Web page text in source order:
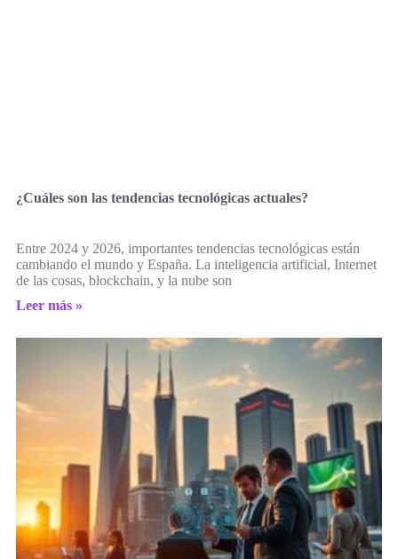
¿Cuáles son las tendencias tecnológicas actuales?
Entre 2024 y 2026, importantes tendencias tecnológicas están
cambiando el mundo y España. La inteligencia artificial, Internet
de las cosas, blockchain, y la nube son
Leer más »